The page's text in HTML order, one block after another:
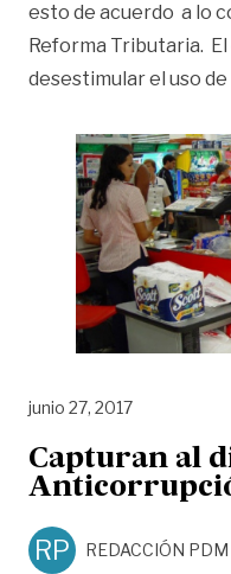
esto de acuerdo a lo
Reforma Tributaria.
desestimular el uso de
junio 27, 2017
Capturan al
RP REDACCIÓN PDM